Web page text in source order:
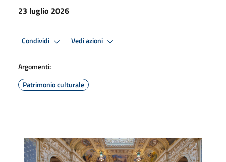
23 luglio 2026
Condividi Vedi azioni
Argomenti:
Patrimonio culturale